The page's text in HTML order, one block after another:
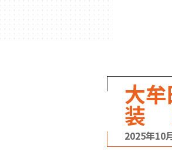
大
装
2025年10